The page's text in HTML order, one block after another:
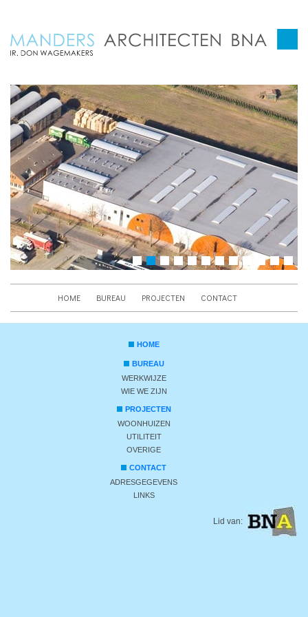
HOME BUREAU PROJECTEN CONTACT
HOME
BUREAU
WERKWIJZE
WIE WE ZIJN
PROJECTEN
WOONHUIZEN
UTILITEIT
OVERIGE
CONTACT
ADRESGEGEVENS
LINKS
Lid van: